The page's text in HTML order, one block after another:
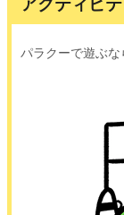
パラクーで遊ぶ